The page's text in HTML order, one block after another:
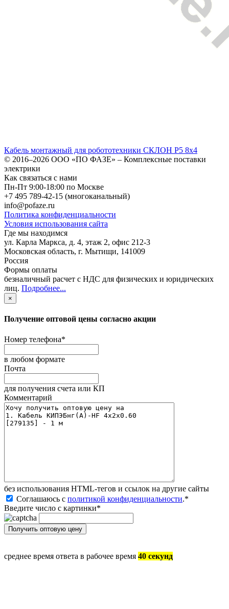
Кабель монтажный для робототехники СКЛОН Р5 8х4
© 2016–2026 ООО «ПО ФАЗЕ» – Комплексные поставки
электрики
Как связаться с нами
Пн-Пт 9:00-18:00 по Москве
+7 495 789-42-15 (многоканальный)
info@pofaze.ru
Политика конфиденциальности
Условия использования сайта
Где мы находимся
ул. Карла Маркса, д. 4, этаж 2, офис 212-3
Московская область, г. Мытищи, 141009
Россия
Формы оплаты
безналичный расчет с НДС для физических и юридических
лиц. Подробнее...
×
Получение оптовой цены согласно акции
Номер телефона*
в любом формате
Почта
для получения счета или КП
Комментарий
без иcпользования HTML-тегов и ссылок на другие сайты
Соглашаюсь с политикой конфиденциальности.*
Введите число с картинки*
среднее время ответа в рабочее время 40 секунд